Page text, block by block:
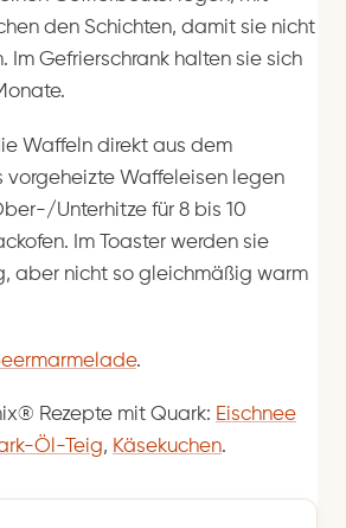
den Schichten, damit sie nicht
Im Gefrierschrank halten sie sich
Waffeln direkt aus dem
vorgeheizte Waffeleisen legen
Unterhitze für 8 bis 10
Im Toaster werden sie
aber nicht so gleichmäßig warm
.
Rezepte mit Quark: Eischnee
Öl-Teig, Käsekuchen.